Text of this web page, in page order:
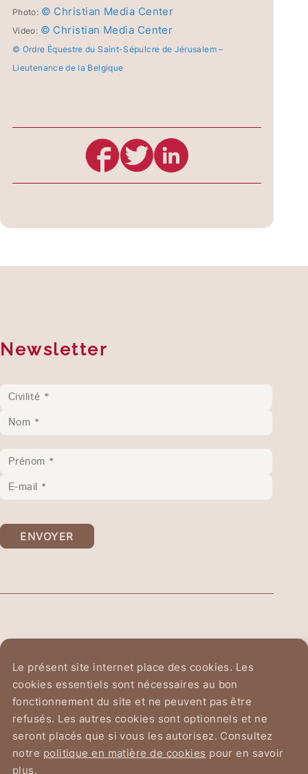
Photo: © Christian Media Center
Video: © Christian Media Center
© Ordre Équestre du Saint-Sépulcre de Jérusalem –
Lieutenance de la Belgique
Saint-Sépulcre de Jérusalem
Avenue du Chant d'Oiseau 2
1150 Bruxelles
Newsletter
ENVOYER
Le présent site internet place des cookies. Les
cookies essentiels sont nécessaires au bon
fonctionnement du site et ne peuvent pas être
refusés. Les autres cookies sont optionnels et ne
seront placés que si vous les autorisez. Consultez
notre politique en matière de cookies pour en savoir
plus.